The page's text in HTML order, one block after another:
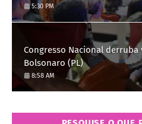
saiba como se candidatar
5:30 PM
Congresso Nacional
Bolsonaro (PL)
8:58 AM